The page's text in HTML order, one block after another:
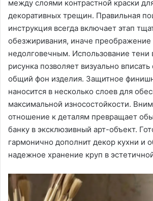
между слоями контрастной краски
декоративных трещин. Правильная
инструкция всегда включает этап
обезжиривания, иначе преображение
недолговечным. Использование тени
рисунка позволяет визуально
общий фон изделия. Защитное
наносится в несколько слоев для
максимальной износостойкости.
отношение к деталям превращает
банку в эксклюзивный арт-объект.
гармонично дополнит декор кухни и
надежное хранение круп в